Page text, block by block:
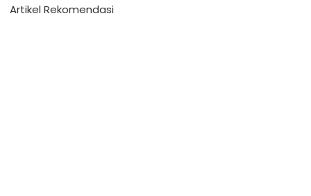
Artikel Rekomendasi